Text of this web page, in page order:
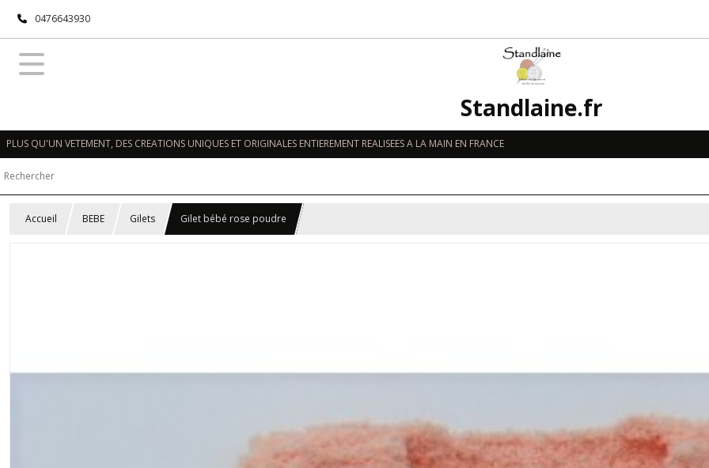
0476643930
Standlaine.fr
PLUS QU'UN VETEMENT, DES CREATIONS UNIQUES ET ORIGINALES ENTIEREMENT REALISEES A LA MAIN EN FRANCE
Accueil BEBE Gilets Gilet bébé rose poudre